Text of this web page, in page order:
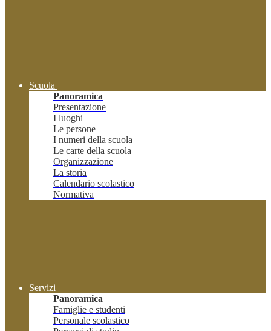
Scuola
Panoramica
Presentazione
I luoghi
Le persone
I numeri della scuola
Le carte della scuola
Organizzazione
La storia
Calendario scolastico
Normativa
Servizi
Panoramica
Famiglie e studenti
Personale scolastico